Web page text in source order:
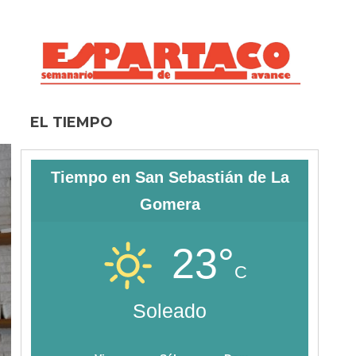
EL TIEMPO
Tiempo en San Sebastián de La
Gomera
23°C
Soleado